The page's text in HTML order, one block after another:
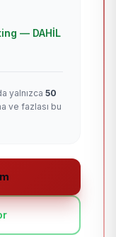
— DAHİL
yalnızca 50
ve fazlası bu